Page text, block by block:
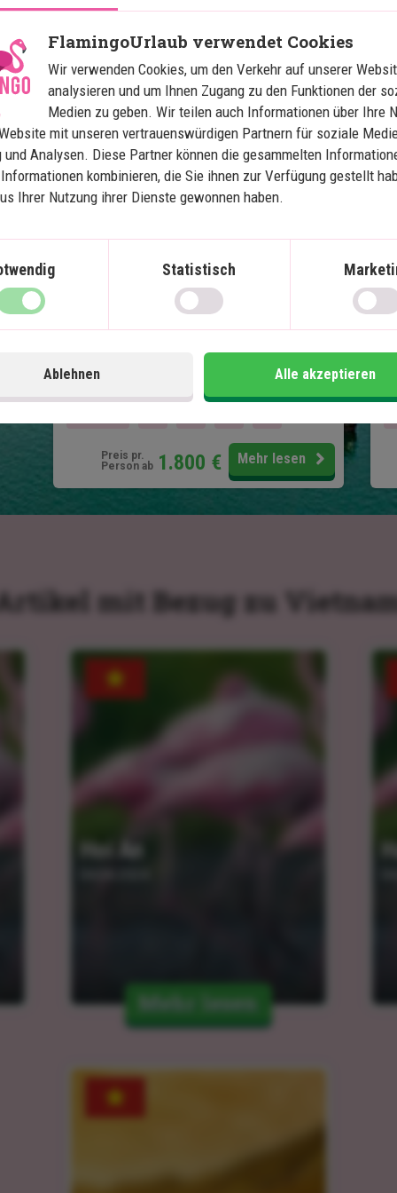
Süd mit Strandurlaub in Hoi
An
Empfohlen für den Sommerurlaub
13 Nächte Rundreise mit Fahrer
Inklusive Strandurlaub in Hoi An
Inlandsflüge - keine primitiven
Nachtzüge
Halong-Bucht und Bai Tu Long-Bucht
Ho Chi Minh Stadt
Im Preis inklusive
Preis pr.
Person ab 1.800 € Mehr lesen
mit Bezug zu
Hoi An
Mehr lesen
FlamingoUrlaub verwendet Cookies
Wir verwenden Cookies, um den Verkehr auf unserer
analysieren und um Ihnen Zugang zu den Funktionen der
Medien zu geben. Wir teilen auch Informationen über Ihre
mit unseren vertrauenswürdigen Partnern für soziale
und Analysen. Diese Partner können die gesammelten
kombinieren, die Sie ihnen zur Verfügung gestellt
Ihrer Nutzung ihrer Dienste gewonnen haben.
Statistisch
Ablehnen Alle akzeptieren